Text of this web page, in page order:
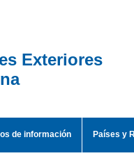
Exteriores
de información Países y